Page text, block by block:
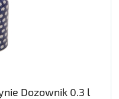
Dozownik 0.3 l